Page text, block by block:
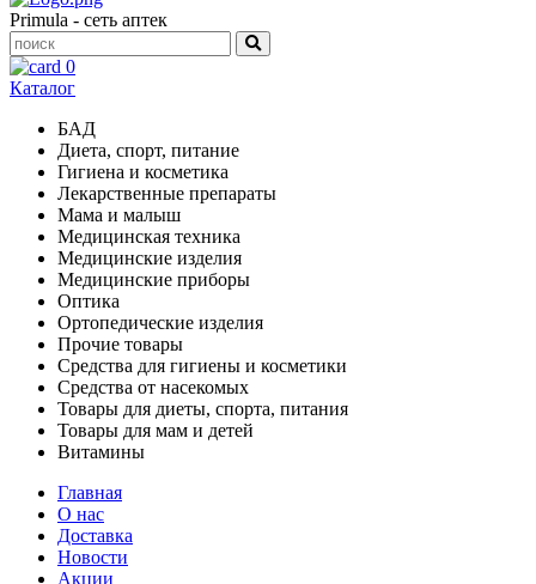
Primula - сеть аптек
0
Каталог
БАД
Диета, спорт, питание
Гигиена и косметика
Лекарственные препараты
Мама и малыш
Медицинская техника
Медицинские изделия
Медицинские приборы
Оптика
Ортопедические изделия
Прочие товары
Средства для гигиены и косметики
Средства от насекомых
Товары для диеты, спорта, питания
Товары для мам и детей
Витамины
Главная
О нас
Доставка
Новости
Акции